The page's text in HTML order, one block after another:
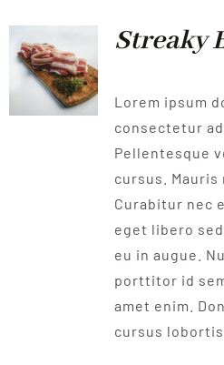
Streaky
Lorem ipsum
consectetur
Pellentesque
cursus. Mauris
Curabitur nec
eget libero
eu in augue.
porttitor id
amet enim.
cursus lobortis.